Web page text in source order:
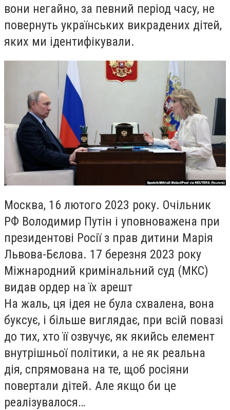
вони негайно, за певний період часу, не
повернуть українських викрадених дітей,
яких ми ідентифікували.
Москва, 16 лютого 2023 року. Очільник
РФ Володимир Путін і уповноважена при
президентові Росії з прав дитини Марія
Львова-Бєлова. 17 березня 2023 року
Міжнародний кримінальний суд (МКС)
видав ордер на їх арешт
На жаль, ця ідея не була схвалена, вона
буксує, і більше виглядає, при всій повазі
до тих, хто її озвучує, як якийсь елемент
внутрішньої політики, а не як реальна
дія, спрямована на те, щоб росіяни
повертали дітей. Але якщо би це
реалізувалося…